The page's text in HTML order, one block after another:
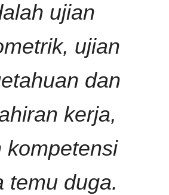
ujian
ujian
dan
kerja,
kompetensi
temu duga.